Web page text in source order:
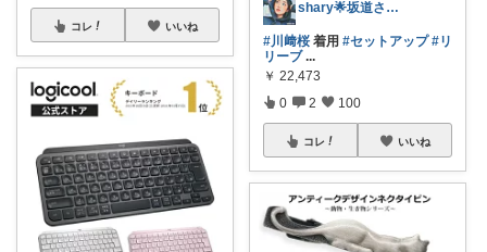
コレ いいね
shary🌟坂道さんの衣装と私服✨
#川﨑桜 着用 #セットアップ #リ
リーブ ...
￥ 22,473
0 2 100
コレ いいね